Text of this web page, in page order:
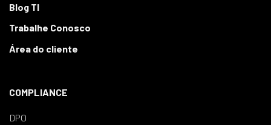
Blog TI
Trabalhe Conosco
Área do cliente
COMPLIANCE
DPO